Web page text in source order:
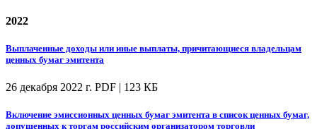
2022
Выплаченные доходы или иные выплаты, причитающиеся владельцам
ценных бумаг эмитента
26 декабря 2022 г. PDF | 123 КБ
Включение эмиссионных ценных бумаг эмитента в список ценных бумаг,
допущенных к торгам российским организатором торговли